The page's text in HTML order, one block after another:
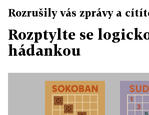
Rozrušily vás zprávy a
Rozptylte se
hádankou